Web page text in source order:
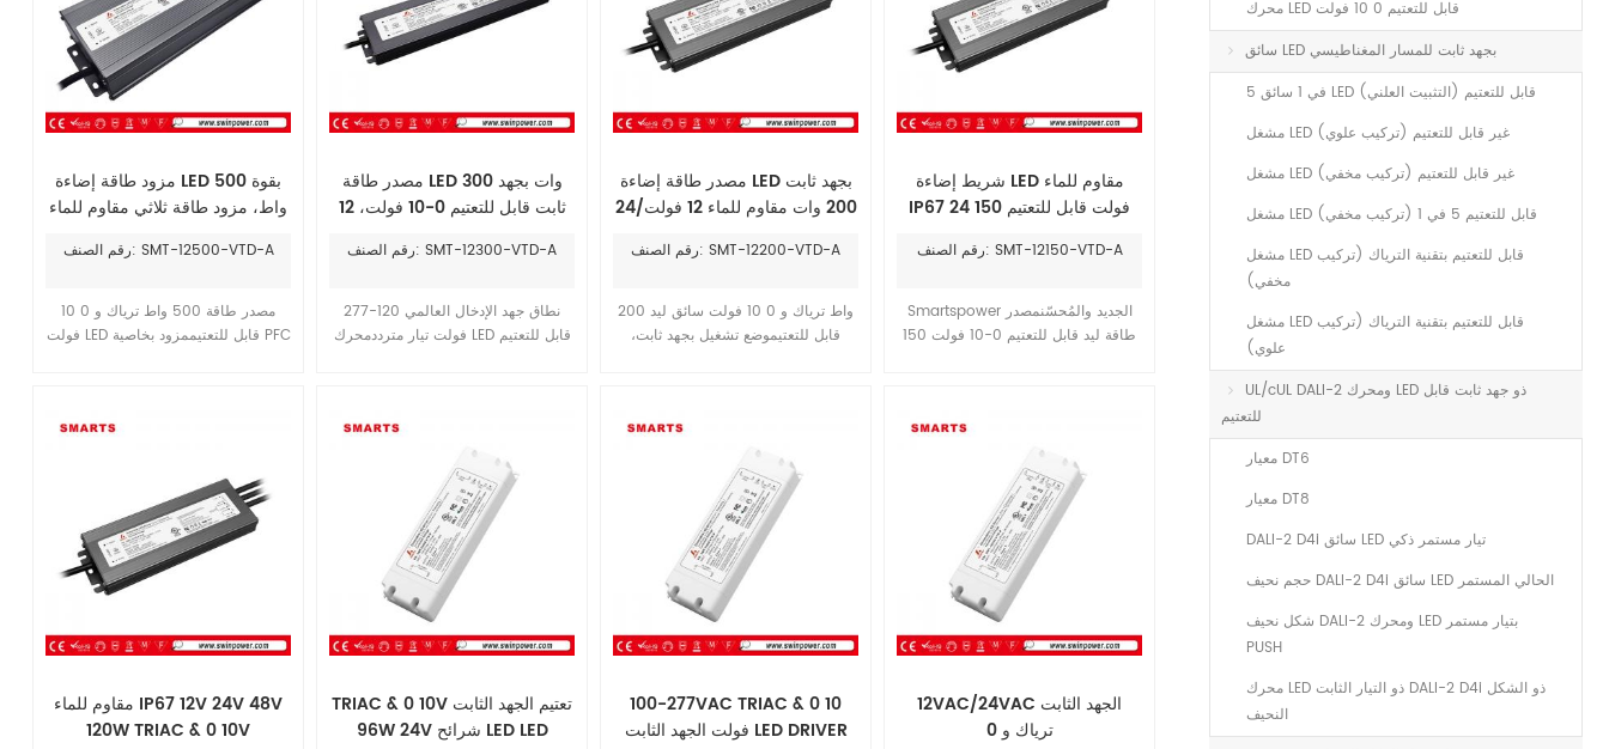
محرك LED قابل للتعتيم 0 10 فولت
سائق LED بجهد ثابت للمسار المغناطيسي
5 في 1 سائق LED قابل للتعتيم (التثبيت العلني)
مشغل LED غير قابل للتعتيم (تركيب علوي)
مشغل LED غير قابل للتعتيم (تركيب مخفي)
مشغل LED قابل للتعتيم 5 في 1 (تركيب مخفي)
مشغل LED قابل للتعتيم بتقنية الترياك (تركيب
مخفي)
مشغل LED قابل للتعتيم بتقنية الترياك (تركيب
علوي)
UL/cUL DALI-2 ومحرك LED ذو جهد ثابت قابل
للتعتيم
معيار DT6
معيار DT8
DALI-2 D4i سائق LED تيار مستمر ذكي
حجم نحيف DALI-2 D4i سائق LED الحالي المستمر
شكل نحيف DALI-2 ومحرك LED بتيار مستمر
PUSH
محرك LED ذو التيار الثابت DALI-2 D4i ذو الشكل
النحيف
مزود طاقة إضاءة LED بقوة 500
واط، مزود طاقة ثلاثي مقاوم للماء
بجهد ثابت، من مصنعي الإضاءة
رقم الصنف: SMT-12500-VTD-A
مصدر طاقة 500 واط ترياك و 0 10
فولت LED قابل للتعتيممزود بخاصية PFC
مصدر طاقة LED 300 وات بجهد
ثابت قابل للتعتيم 0-10 فولت، 12
فولت، مقاوم للماء IP67
رقم الصنف: SMT-12300-VTD-A
نطاق جهد الإدخال العالمي 120-277
فولت تيار مترددمحرك LED قابل للتعتيم
الذكية في الأماكن الخارجية الرطبة
والجافة. متوافق مع لوائح السلامة
مصدر طاقة إضاءة LED بجهد ثابت
200 وات مقاوم للماء 12 فولت/24
رقم الصنف: SMT-12200-VTD-A
200 واط ترياك و 0 10 فولت سائق ليد
قابل للتعتيموضع تشغيل بجهد ثابت،
مع لوائح السلامة العالمية للإضاءة، مع
شريط إضاءة LED مقاوم للماء
IP67 24 فولت قابل للتعتيم 150
للاستخدام الخارجي
رقم الصنف: SMT-12150-VTD-A
Smartspower الجديد والمُحسّنمصدر
طاقة ليد قابل للتعتيم 0-10 فولت 150
مقاوم للماء IP67 12V 24V 48V
120W TRIAC & 0 10V
TRIAC & 0 10V تعتيم الجهد الثابت
96W 24V شرائح LED LED
100-277VAC TRIAC & 0 10
فولت الجهد الثابت LED DRIVER
12VAC/24VAC الجهد الثابت
ترياك و 0